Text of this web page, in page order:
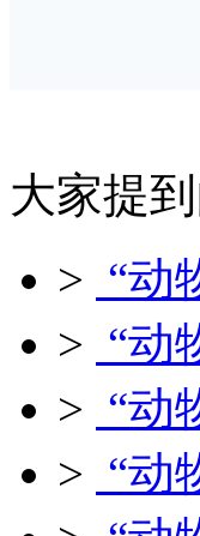
大家提
> “动
> “动
> “动
> “动